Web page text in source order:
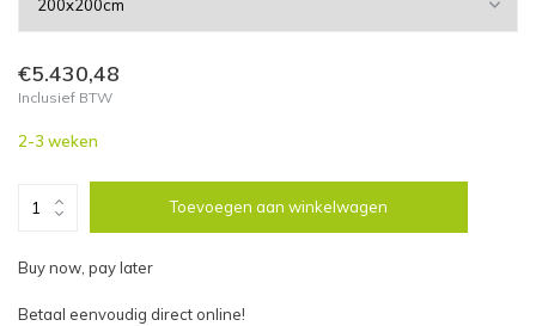
€5.430,48
Inclusief BTW
2-3 weken
Toevoegen aan winkelwagen
Buy now, pay later
Betaal eenvoudig direct online!